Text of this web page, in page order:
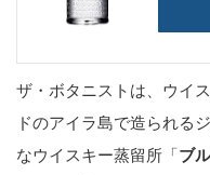
ザ・ボタニストは、ウイ
ドのアイラ島で造られる
なウイスキー蒸留所「ブ